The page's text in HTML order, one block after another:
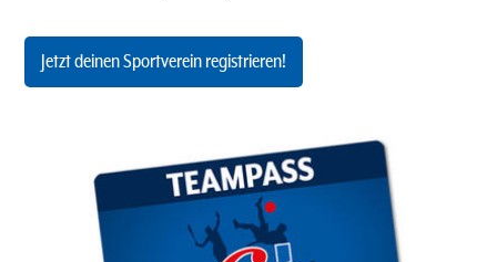
Jetzt deinen Sportverein registrieren!